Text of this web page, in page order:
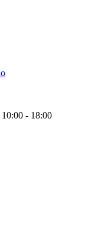
- 18:00